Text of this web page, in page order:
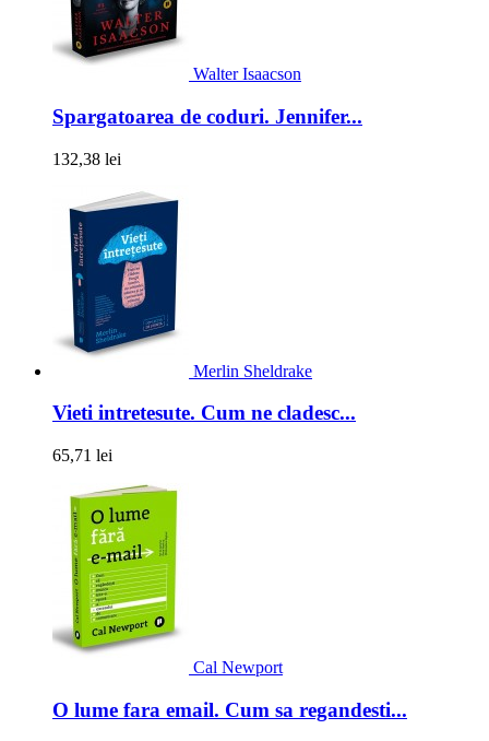
Walter Isaacson
Spargatoarea de coduri. Jennifer...
132,38 lei
Merlin Sheldrake
Vieti intretesute. Cum ne cladesc...
65,71 lei
Cal Newport
O lume fara email. Cum sa regandesti...